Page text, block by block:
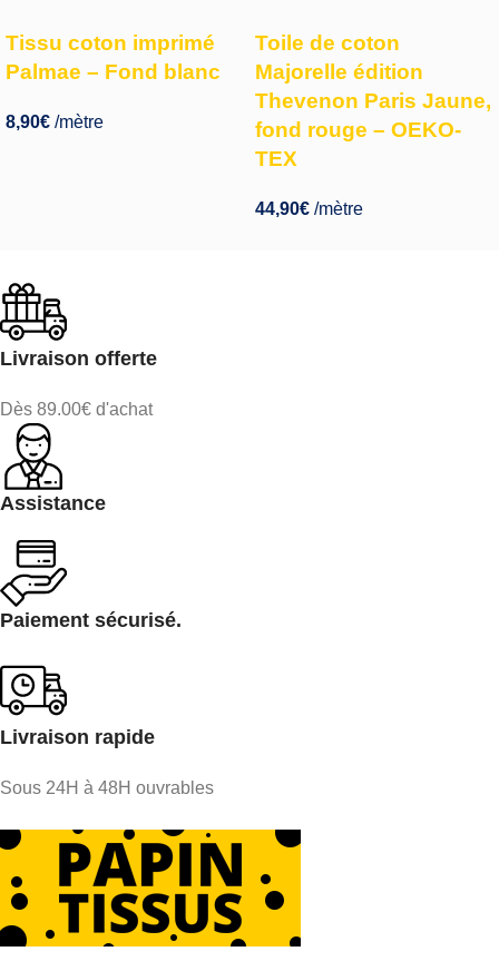
Tissu coton imprimé
Palmae – Fond blanc
8,90€ /mètre
Toile de coton
Majorelle édition
Thevenon Paris Jaune,
fond rouge – OEKO-
TEX
44,90€ /mètre
Livraison offerte
Dès 89.00€ d'achat
Assistance
Paiement sécurisé.
Livraison rapide
Sous 24H à 48H ouvrables